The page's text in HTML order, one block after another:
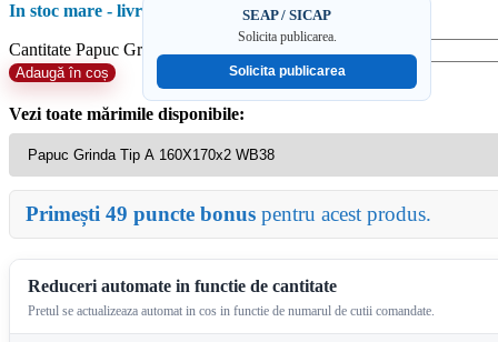
In stoc mare - livrare rapida
Cantitate Papuc Grinda Tip A 160X170x2 WB38
Adaugă în coș
Vezi toate mărimile disponibile:
Primești 49 puncte bonus pentru acest produs.
Reduceri automate in functie de cantitate
Pretul se actualizeaza automat in cos in functie de numarul de cutii comandate.
SEAP / SICAP
Solicita publicarea.
Solicita publicarea